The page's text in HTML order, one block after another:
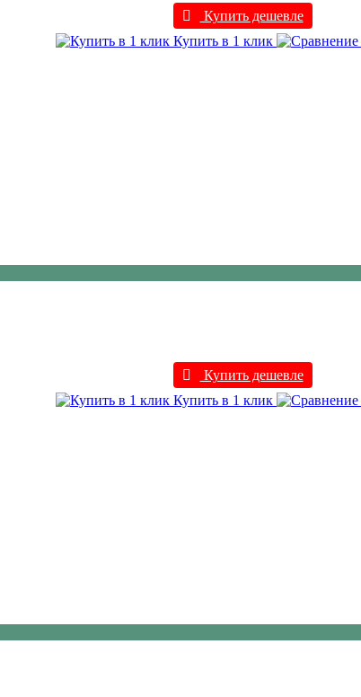
Купить дешевле
Купить в 1 клик
Купить дешевле
Купить в 1 клик